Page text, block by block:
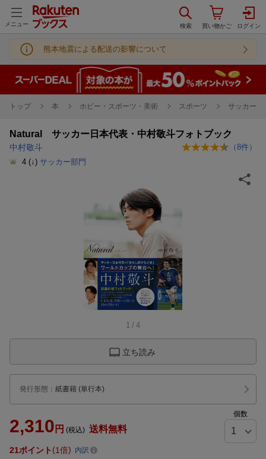
メニュー
熊本地震による配送の影響について
トップ 本 ホビー・スポーツ・美術 スポーツ サッカー
Natural サッカー日本代表・中村敬斗フォトブック
中村敬斗 （8件）
4 (↓) サッカー部門
1 / 4
立ち読み
発行形態 ： 紙書籍 (単行本)
2,310 円 (税込) 送料無料
個数
21ポイント 1倍 内訳